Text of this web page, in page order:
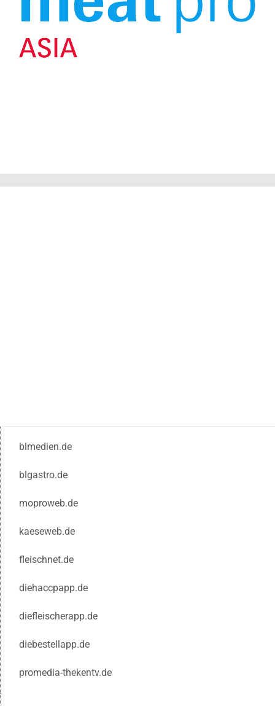
blmedien.de
blgastro.de
moproweb.de
kaeseweb.de
fleischnet.de
diehaccpapp.de
diefleischerapp.de
diebestellapp.de
promedia-thekentv.de